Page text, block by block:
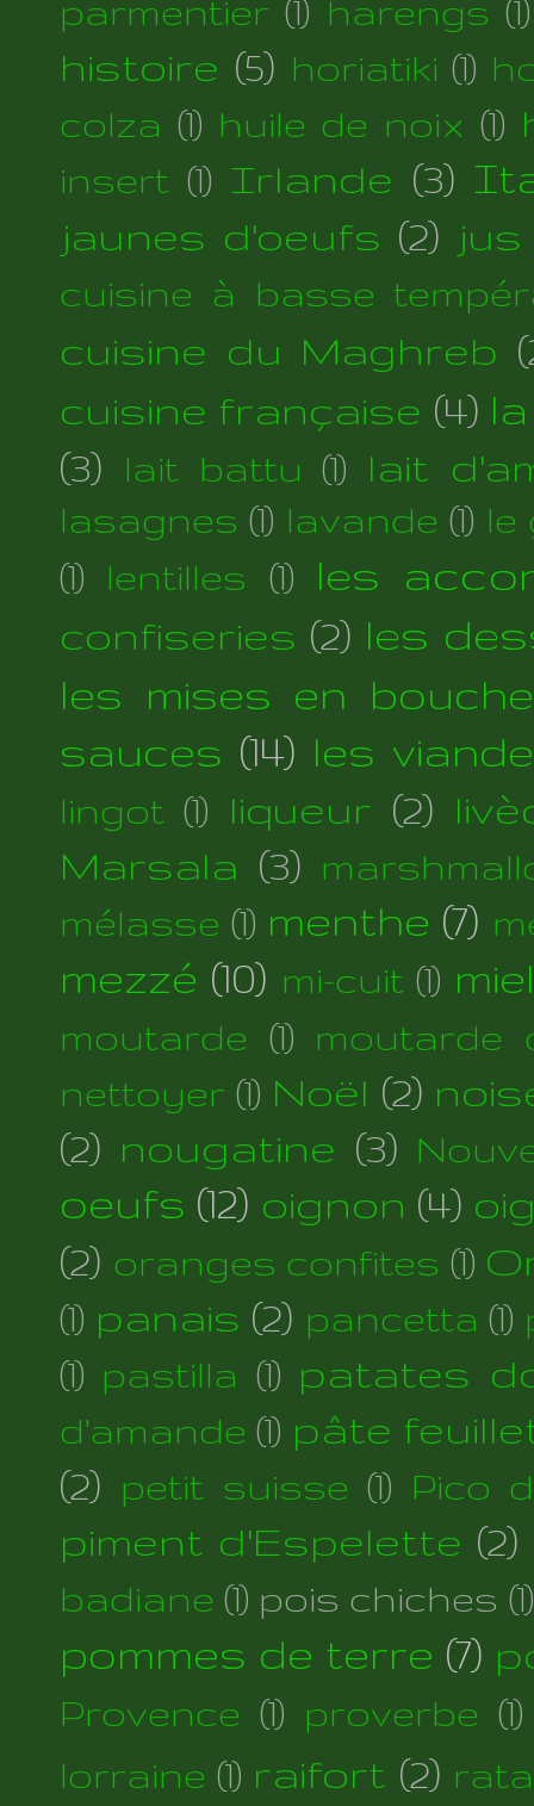
parmentier (1) harengs (1)
histoire (5) horiatiki (1)
colza (1) huile de noix (1)
insert (1) Irlande (3)
jaunes d'oeufs (2)
cuisine à basse
cuisine du Maghreb
cuisine française (4)
(3)
lait battu (1) lait
lasagnes (1) lavande (1) le
(1)
lentilles (1) les
confiseries (2) les
les mises en bouche
sauces (14) les
lingot (1) liqueur (2)
Marsala (3)
mélasse (1) menthe (7)
mezzé (10) mi-cuit (1) miel
moutarde (1) moutarde
nettoyer (1) Noël (2)
(2) nougatine (3)
oeufs (12) oignon (4)
(2) oranges confites (1)
(1) panais (2) pancetta (1)
(1) pastilla (1) patates
d'amande (1) pâte
(2) petit suisse (1) Pico
piment d'Espelette (2)
badiane (1) pois chiches (1)
pommes de terre (7)
Provence (1) proverbe (1)
lorraine (1) raifort (2)